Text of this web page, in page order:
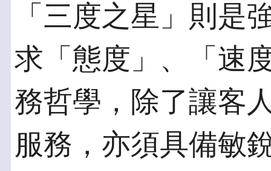
「三度之星」則是
求「態度」、「速
務哲學，除了讓客
服務，亦須具備敏